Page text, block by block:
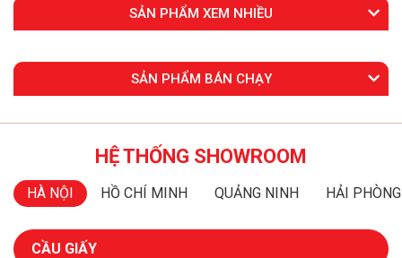
SẢN PHẨM XEM NHIỀU
SẢN PHẨM BÁN CHẠY
HỆ THỐNG SHOWROOM
HÀ NỘI HỒ CHÍ MINH QUẢNG NINH HẢI PHÒNG
CẦU GIẤY